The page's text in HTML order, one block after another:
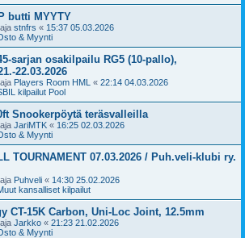
butti MYYTY
stnfrs « 15:37 05.03.2026
& Myynti
sarjan osakilpailu RG5 (10-pallo),
22.03.2026
Players Room HML « 22:14 04.03.2026
kilpailut Pool
Snookerpöytä teräsvalleilla
JariMTK « 16:25 02.03.2026
& Myynti
TOURNAMENT 07.03.2026 / Puh.veli-klubi ry.
Puhveli « 14:30 25.02.2026
kansalliset kilpailut
CT-15K Carbon, Uni-Loc Joint, 12.5mm
Jarkko « 21:23 21.02.2026
& Myynti